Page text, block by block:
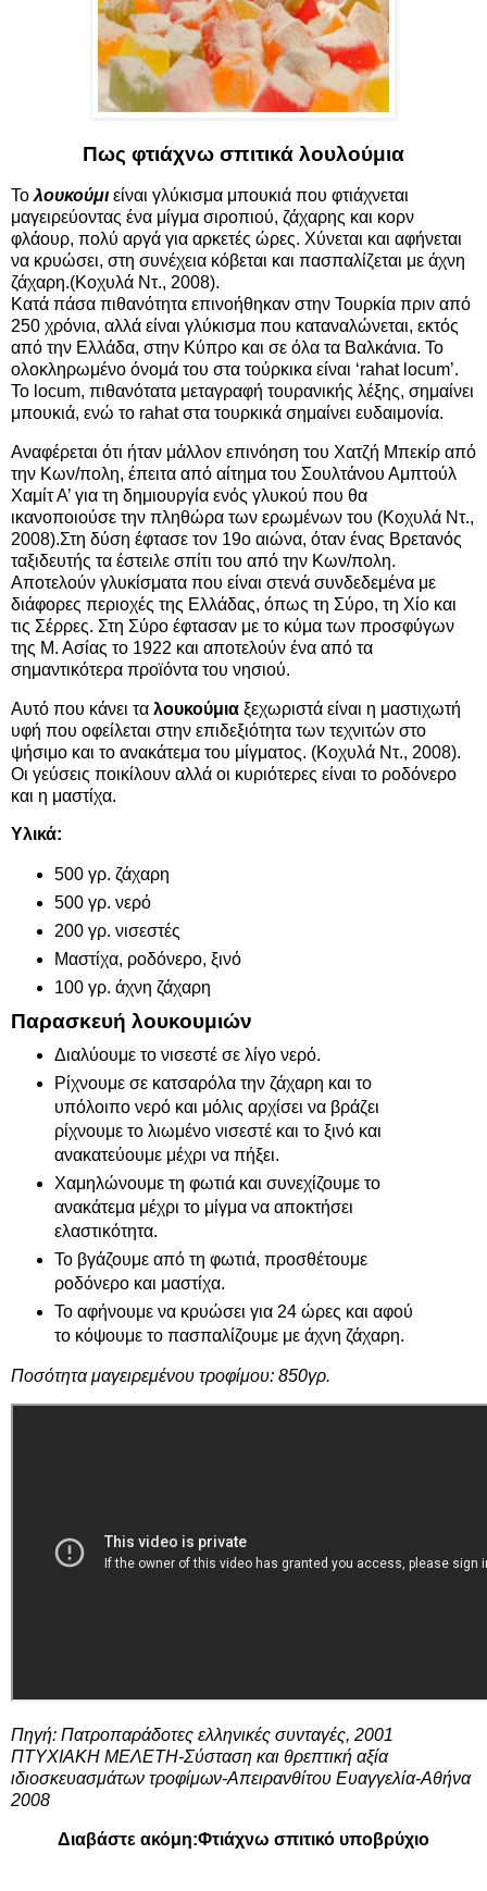
Πως φτιάχνω σπιτικά λουλούμια
Το λουκούμι είναι γλύκισμα μπουκιά που φτιάχνεται
μαγειρεύοντας ένα μίγμα σιροπιού, ζάχαρης και κορν
φλάουρ, πολύ αργά για αρκετές ώρες. Χύνεται και αφήνεται
να κρυώσει, στη συνέχεια κόβεται και πασπαλίζεται με άχνη
ζάχαρη.(Κοχυλά Ντ., 2008).
Κατά πάσα πιθανότητα επινοήθηκαν στην Τουρκία πριν από
250 χρόνια, αλλά είναι γλύκισμα που καταναλώνεται, εκτός
από την Ελλάδα, στην Κύπρο και σε όλα τα Βαλκάνια. Το
ολοκληρωμένο όνομά του στα τούρκικα είναι ‘rahat locum’.
Το locum, πιθανότατα μεταγραφή τουρανικής λέξης, σημαίνει
μπουκιά, ενώ το rahat στα τουρκικά σημαίνει ευδαιμονία.
Αναφέρεται ότι ήταν μάλλον επινόηση του Χατζή Μπεκίρ από
την Κων/πολη, έπειτα από αίτημα του Σουλτάνου Αμπτούλ
Χαμίτ Α’ για τη δημιουργία ενός γλυκού που θα
ικανοποιούσε την πληθώρα των ερωμένων του (Κοχυλά Ντ.,
2008).Στη δύση έφτασε τον 19ο αιώνα, όταν ένας Βρετανός
ταξιδευτής τα έστειλε σπίτι του από την Κων/πολη.
Αποτελούν γλυκίσματα που είναι στενά συνδεδεμένα με
διάφορες περιοχές της Ελλάδας, όπως τη Σύρο, τη Χίο και
τις Σέρρες. Στη Σύρο έφτασαν με το κύμα των προσφύγων
της Μ. Ασίας το 1922 και αποτελούν ένα από τα
σημαντικότερα προϊόντα του νησιού.
Αυτό που κάνει τα λουκούμια ξεχωριστά είναι η μαστιχωτή
υφή που οφείλεται στην επιδεξιότητα των τεχνιτών στο
ψήσιμο και το ανακάτεμα του μίγματος. (Κοχυλά Ντ., 2008).
Οι γεύσεις ποικίλουν αλλά οι κυριότερες είναι το ροδόνερο
και η μαστίχα.
Υλικά:
500 γρ. ζάχαρη
500 γρ. νερό
200 γρ. νισεστές
Μαστίχα, ροδόνερο, ξινό
100 γρ. άχνη ζάχαρη
Παρασκευή λουκουμιών
Διαλύουμε το νισεστέ σε λίγο νερό.
Ρίχνουμε σε κατσαρόλα την ζάχαρη και το
υπόλοιπο νερό και μόλις αρχίσει να βράζει
ρίχνουμε το λιωμένο νισεστέ και το ξινό και
ανακατεύουμε μέχρι να πήξει.
Χαμηλώνουμε τη φωτιά και συνεχίζουμε το
ανακάτεμα μέχρι το μίγμα να αποκτήσει
ελαστικότητα.
Το βγάζουμε από τη φωτιά, προσθέτουμε
ροδόνερο και μαστίχα.
Το αφήνουμε να κρυώσει για 24 ώρες και αφού
το κόψουμε το πασπαλίζουμε με άχνη ζάχαρη.
Ποσότητα μαγειρεμένου τροφίμου: 850γρ.
Πηγή: Πατροπαράδοτες ελληνικές συνταγές, 2001
ΠΤΥΧΙΑΚΗ ΜΕΛΕΤΗ-Σύσταση και θρεπτική αξία
ιδιοσκευασμάτων τροφίμων-Απειρανθίτου Ευαγγελία-Αθήνα
2008
Διαβάστε ακόμη:Φτιάχνω σπιτικό υποβρύχιο